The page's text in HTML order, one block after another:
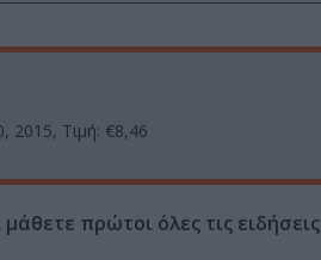
2015, Τιμή: €8,46
μάθετε πρώτοι όλες τις ειδήσεις